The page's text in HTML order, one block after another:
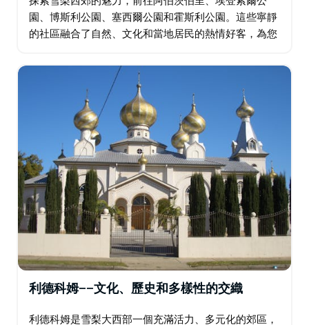
園、博斯利公園、塞西爾公園和霍斯利公園。這些寧靜
的社區融合了自然、文化和當地居民的熱情好客，為您
爾姆斯利山城市農場和貫穿西悉尼公園的風景優美的步
利德科姆——文化、歷史和多樣性的交織
利德科姆是雪梨大西部一個充滿活力、多元化的郊區，